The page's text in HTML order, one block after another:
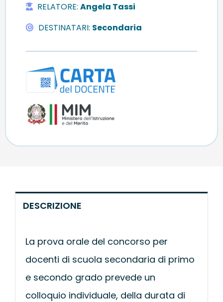
RELATORE: Angela Tassi
DESTINATARI: Secondaria
DESCRIZIONE
La prova orale del concorso per
docenti di scuola secondaria di primo
e secondo grado prevede un
colloquio individuale, della durata di